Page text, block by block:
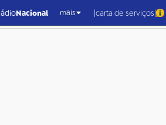
Nacional mais |carta de serviços|